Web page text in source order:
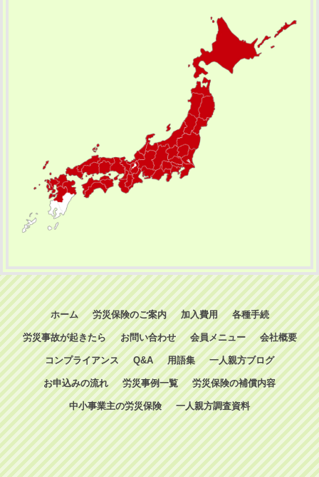
ホーム 労災保険のご案内 加入費用 各種手続
労災事故が起きたら お問い合わせ 会員メニュー 会社概要
コンプライアンス Q&A 用語集 一人親方ブログ
お申込みの流れ 労災事例一覧 労災保険の補償内容
中小事業主の労災保険 一人親方調査資料